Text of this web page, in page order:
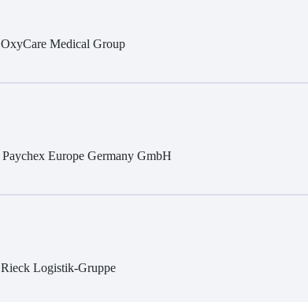
OxyCare Medical Group
Paychex Europe Germany GmbH
Rieck Logistik-Gruppe